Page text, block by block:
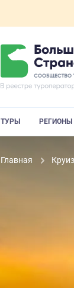
ТУРЫ РЕГИОНЫ
Главная